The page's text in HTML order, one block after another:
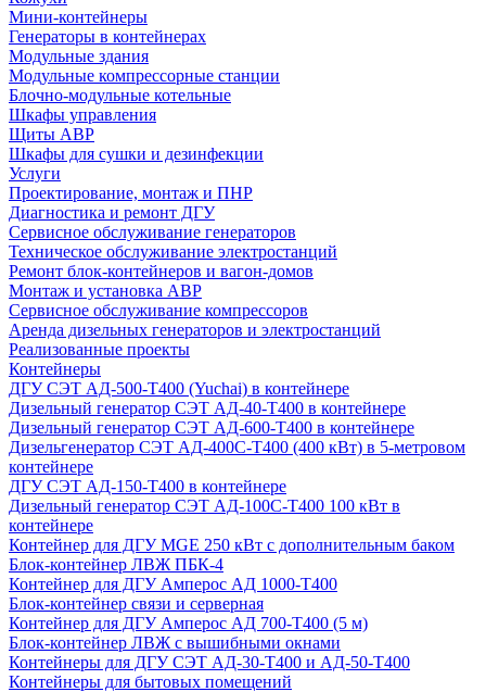
Мини-контейнеры
Генераторы в контейнерах
Модульные здания
Модульные компрессорные станции
Блочно-модульные котельные
Шкафы управления
Щиты АВР
Шкафы для сушки и дезинфекции
Услуги
Проектирование, монтаж и ПНР
Диагностика и ремонт ДГУ
Сервисное обслуживание генераторов
Техническое обслуживание электростанций
Ремонт блок-контейнеров и вагон-домов
Монтаж и установка АВР
Сервисное обслуживание компрессоров
Аренда дизельных генераторов и электростанций
Реализованные проекты
Контейнеры
ДГУ СЭТ АД-500-Т400 (Yuchai) в контейнере
Дизельный генератор СЭТ АД-40-Т400 в контейнере
Дизельный генератор СЭТ АД-600-Т400 в контейнере
Дизельгенератор СЭТ АД-400С-Т400 (400 кВт) в 5-метровом
контейнере
ДГУ СЭТ АД-150-Т400 в контейнере
Дизельный генератор СЭТ АД-100С-Т400 100 кВт в
контейнере
Контейнер для ДГУ MGE 250 кВт с дополнительным баком
Блок-контейнер ЛВЖ ПБК-4
Контейнер для ДГУ Амперос АД 1000-Т400
Блок-контейнер связи и серверная
Контейнер для ДГУ Амперос АД 700-Т400 (5 м)
Блок-контейнер ЛВЖ с вышибными окнами
Контейнеры для ДГУ СЭТ АД-30-Т400 и АД-50-Т400
Контейнеры для бытовых помещений